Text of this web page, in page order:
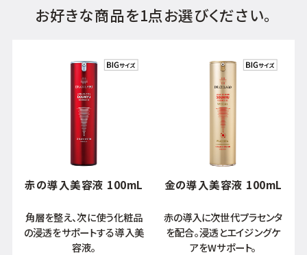
お好きな商品を1点お選びください。
赤の導入美容液 100mL
角層を整え、次に使う化粧品
の浸透をサポートする導入美
容液。
金の導入美容液 100mL
赤の導入に次世代プラセンタ
を配合。浸透とエイジングケ
アをWサポート。